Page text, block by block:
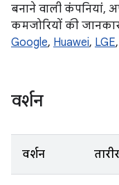
बनाने वाली कंपनियां,
कमजोरियों की
Google, Huawei, LGE,
वर्शन
वर्शन